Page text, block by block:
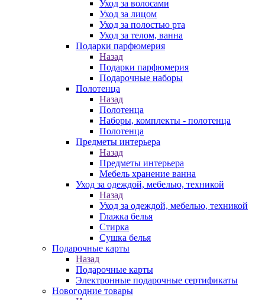
Уход за волосами
Уход за лицом
Уход за полостью рта
Уход за телом, ванна
Подарки парфюмерия
Назад
Подарки парфюмерия
Подарочные наборы
Полотенца
Назад
Полотенца
Наборы, комплекты - полотенца
Полотенца
Предметы интерьера
Назад
Предметы интерьера
Мебель хранение ванна
Уход за одеждой, мебелью, техникой
Назад
Уход за одеждой, мебелью, техникой
Глажка белья
Стирка
Сушка белья
Подарочные карты
Назад
Подарочные карты
Электронные подарочные сертификаты
Новогодние товары